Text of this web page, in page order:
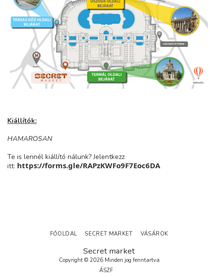
Kiállítók:
HAMAROSAN
Te is lennél kiállító nálunk? Jelentkezz
itt: https://forms.gle/RAPzKWFo9F7Eoc6DA
Secret market
Copyright © 2026 Minden jog fenntartva
ÁSZF
FŐOLDAL SECRET MARKET VÁSÁROK